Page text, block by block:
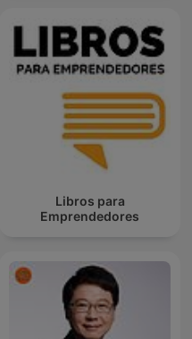
Libros para
Emprendedores